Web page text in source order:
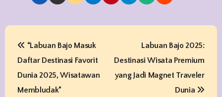
P
“Labuan Bajo Masuk
Daftar Destinasi Favorit
Dunia 2025, Wisatawan
Membludak”
Labuan Bajo 2025:
Destinasi Wisata Premium
yang Jadi Magnet Traveler
Dunia